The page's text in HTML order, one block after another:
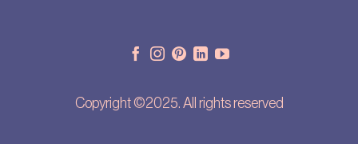
Copyright ©2025. All rights reserved